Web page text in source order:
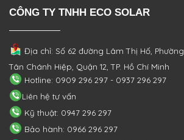
CÔNG TY TNHH ECO SOLAR
Địa chỉ: Số 62 đường Lâm Thị Hố, Phường
Tân Chánh Hiệp, Quận 12, TP. Hồ Chí Minh
Hotline: 0909 296 297 - 0937 296 297
Liên hệ tư vấn
Kỹ thuật: 0947 296 297
Bảo hành: 0966 296 297